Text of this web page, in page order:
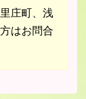
庄町、浅
はお問合